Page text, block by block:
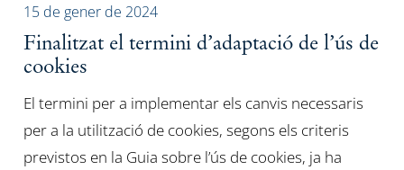
15 de gener de 2024
Finalitzat el termini d’adaptació de l’ús de
cookies
El termini per a implementar els canvis necessaris
per a la utilització de cookies, segons els criteris
previstos en la Guia sobre l’ús de cookies, ja ha